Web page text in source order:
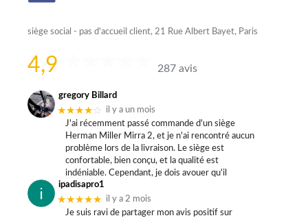
siège social - pas d'accueil client, 21 Rue Albert Bayet, Paris
4,9 287 avis
gregory Billard
★★★★☆
il y a un mois
J'ai récemment passé commande d'un siège
Herman Miller Mirra 2, et je n'ai rencontré aucun
problème lors de la livraison. Le siège est
confortable, bien conçu, et la qualité est
indéniable. Cependant, je dois avouer qu'il
ipadisapro1
★★★★★
il y a 2 mois
Je suis ravi de partager mon avis positif sur